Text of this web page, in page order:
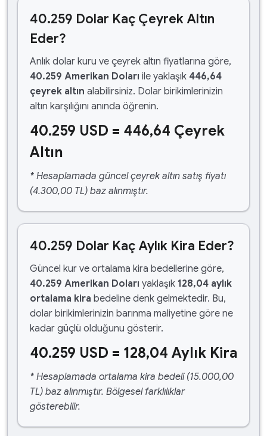
40.259 Dolar Kaç Çeyrek Altın
Eder?
Anlık dolar kuru ve çeyrek altın fiyatlarına göre,
40.259 Amerikan Doları ile yaklaşık 446,64
çeyrek altın alabilirsiniz. Dolar birikimlerinizin
altın karşılığını anında öğrenin.
40.259 USD = 446,64 Çeyrek
Altın
* Hesaplamada güncel çeyrek altın satış fiyatı
(4.300,00 TL) baz alınmıştır.
40.259 Dolar Kaç Aylık Kira Eder?
Güncel kur ve ortalama kira bedellerine göre,
40.259 Amerikan Doları yaklaşık 128,04 aylık
ortalama kira bedeline denk gelmektedir. Bu,
dolar birikimlerinizin barınma maliyetine göre ne
kadar güçlü olduğunu gösterir.
40.259 USD = 128,04 Aylık Kira
* Hesaplamada ortalama kira bedeli (15.000,00
TL) baz alınmıştır. Bölgesel farklılıklar
gösterebilir.